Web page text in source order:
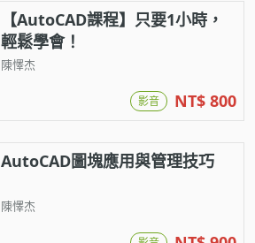
【AutoCAD課程】只要1小時，
輕鬆學會！
陳懌杰
影音 NT$ 800
AutoCAD圖塊應用與管理技巧
陳懌杰